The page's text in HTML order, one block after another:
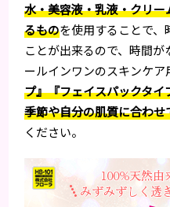
水・美容液・乳液・クリ
るものを使用することで、
ことが出来るので、時間
ールインワンのスキンケ
プ』『フェイスパックタイ
季節や自分の肌質に合わせ
ください。